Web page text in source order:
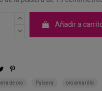
Añadir a
de oro Pulsera oro amarillo